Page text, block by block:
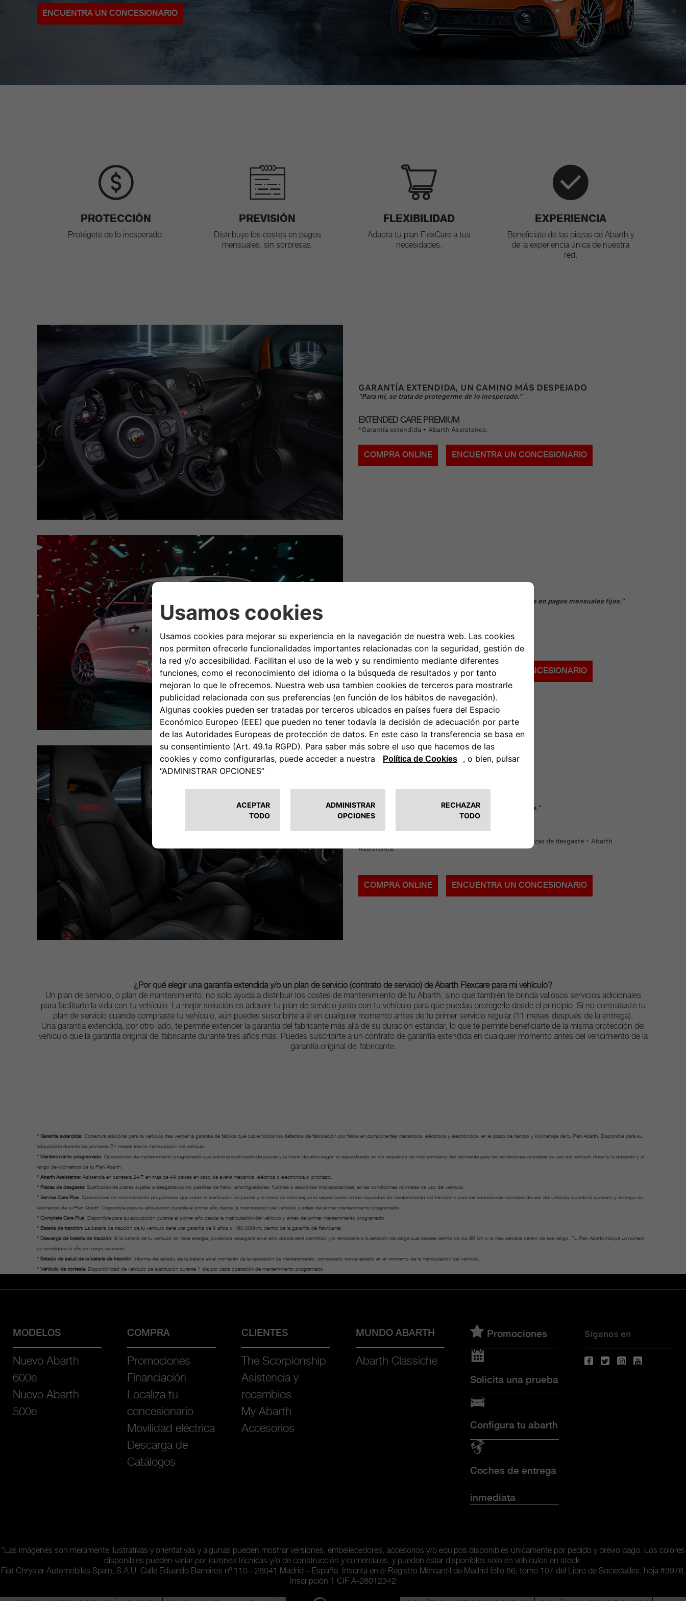
ENCUENTRA UN CONCESIONARIO
PROTECCIÓN
Protégete de lo inesperado.
PREVISIÓN
Distribuye los costes en pagos
mensuales, sin sorpresas.
FLEXIBILIDAD
Adapta tu plan FlexCare a tus
necesidades.
EXPERIENCIA
Benefíciate de las piezas de Abarth y
de la experiencia única de nuestra
red.
GARANTÍA EXTENDIDA, UN CAMINO MÁS DESPEJADO
“Para mí, se trata de protegerme de lo inesperado.”
EXTENDED CARE PREMIUM
*Garantía extendida + Abarth Assistance.
COMPRA ONLINE ENCUENTRA UN CONCESIONARIO
"Para mí, consiste en repartir el coste de mis revisiones en pagos mensuales fijos."
*Mantenimiento programado + Abarth Assistance.
COMPRA ONLINE ENCUENTRA UN CONCESIONARIO
PACKS, LA OFERTA COMPLETA
"Para mí, es un servicio todo en uno sin complicaciones."
COMPLETE CARE PLUS
*Garantía extendida + Mantenimiento programado + Piezas de desgaste + Abarth
Assistance.
COMPRA ONLINE ENCUENTRA UN CONCESIONARIO
¿Por qué elegir una garantía extendida y/o un plan de servicio (contrato de servicio) de Abarth Flexcare para mi vehículo?
Un plan de servicio, o plan de mantenimiento, no solo ayuda a distribuir los costes de mantenimiento de tu Abarth, sino que también te brinda valiosos servicios adicionales
para facilitarte la vida con tu vehículo. La mejor solución es adquirir tu plan de servicio junto con tu vehículo para que puedas protegerlo desde el principio. Si no contrataste tu
plan de servicio cuando compraste tu vehículo, aún puedes suscribirte a él en cualquier momento antes de tu primer servicio regular (11 meses después de la entrega).
Una garantía extendida, por otro lado, te permite extender la garantía del fabricante más allá de su duración estándar, lo que te permite beneficiarte de la misma protección del
vehículo que la garantía original del fabricante durante tres años más. Puedes suscribirte a un contrato de garantía extendida en cualquier momento antes del vencimiento de la
garantía original del fabricante.
* Garantía extendida: Cobertura adicional para tu vehículo tras vencer la garantía de fábrica que cubre todos los defectos de fabricación por fallos en componentes mecánicos, eléctricos y electrónicos, en el plazo de tiempo y kilometraje de tu Plan Abarth. Disponible para su
adquisición durante los primeros 24 meses tras la matriculación del vehículo.
* Mantenimiento programado: Operaciones de mantenimiento programado que cubre la sustitución de piezas y la mano de obra según lo especificado en los requisitos de mantenimiento del fabricante para las condiciones normales de uso del vehículo durante la duración y el
rango de kilómetros de tu Plan Abarth.
* Abarth Assistance: Asistencia en carretera 24/7 en más de 49 países en caso de avería mecánica, eléctrica o electrónica o pinchazo.
* Piezas de desgaste: Sustitución de piezas sujetas a desgaste (como pastillas de freno, amortiguadores, fusibles o escobillas limpiaparabrisas) en las condiciones normales de uso del vehículo.
* Service Care Plus: Operaciones de mantenimiento programado que cubre la sustitución de piezas y la mano de obra según lo especificado en los requisitos de mantenimiento del fabricante para las condiciones normales de uso del vehículo durante la duración y el rango de
kilómetros de tu Plan Abarth. Disponible para su adquisición durante el primer año desde la matriculación del vehículo y antes del primer mantenimiento programado.
* Complete Care Plus: Disponible para su adquisición durante el primer año desde la matriculación del vehículo y antes del primer mantenimiento programado.
* Batería de tracción: La batería de tracción de tu vehículo tiene una garantía de 8 años o 160.000km, dentro de la garantía del fabricante.
* Descarga de batería de tracción: Si la batería de tu vehículo no tiene energía, podemos recargarla en el sitio donde esté permitido y/o remolcarla a la estación de carga que desees dentro de los 80 km o la más cercana dentro de ese rango. Tu Plan Abarth incluye un número
de remolques al año sin cargo adicional.
* Estado de salud de la batería de tracción: Informe del estado de la batería en el momento de la operación de mantenimiento, comparado con el estado en el momento de la matriculación del vehículo.
* Vehículo de cortesía: Disponibilidad de vehículo de sustitución durante 1 día por cada operación de mantenimiento programado.
MODELOS
Nuevo Abarth
600e
Nuevo Abarth
500e
COMPRA
Promociones
Financiación
Localiza tu
concesionario
Movilidad eléctrica
Descarga de
Catálogos
CLIENTES
The Scorpionship
Asistencia y
recambios
My Abarth
Accesorios
MUNDO ABARTH
Abarth Classiche
Promociones
Solicita una prueba
Configura tu abarth
Coches de entrega
inmediata
Síganos en
*Las imágenes son meramente ilustrativas y orientativas y algunas pueden mostrar versiones, embellecedores, accesorios y/o equipos disponibles únicamente por pedido y previo pago. Los colores
disponibles pueden variar por razones técnicas y/o de construcción y comerciales, y pueden estar disponibles solo en vehículos en stock.
Fiat Chrysler Automobiles Spain, S.A.U. Calle Eduardo Barreiros nº 110 - 28041 Madrid – España. Inscrita en el Registro Mercantil de Madrid follo 86, tomo 107 del Libro de Sociedades, hoja #3978,
Inscripción 1 CIF A-28012342